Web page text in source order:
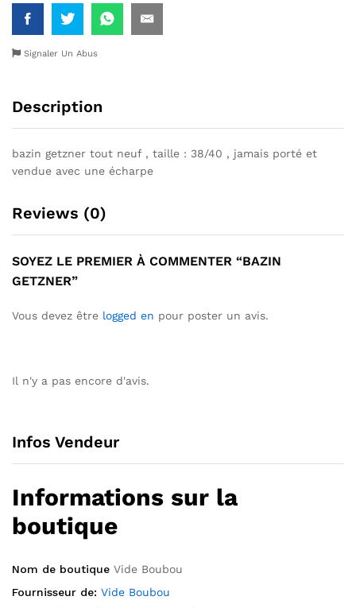
Signaler Un Abus
Description
bazin getzner tout neuf , taille : 38/40 , jamais porté et
vendue avec une écharpe
Reviews (0)
SOYEZ LE PREMIER À COMMENTER “BAZIN
GETZNER”
Vous devez être logged en pour poster un avis.
Il n'y a pas encore d'avis.
Infos Vendeur
Informations sur la
boutique
Nom de boutique Vide Boubou
Fournisseur de: Vide Boubou